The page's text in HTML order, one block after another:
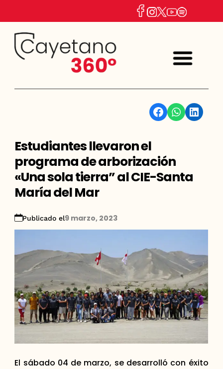
Facebook WhatsApp Linkedin
Estudiantes llevaron el
programa de arborización
«Una sola tierra” al CIE-Santa
María del Mar
Publicado el9 marzo, 2023
El sábado 04 de marzo, se desarrolló con éxito